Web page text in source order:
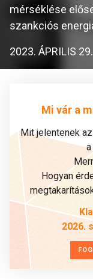
mérséklése
szankciós
2023. ÁPRILIS 29.
Mi vár a
Mit jelentenek
Hogyan
2026.